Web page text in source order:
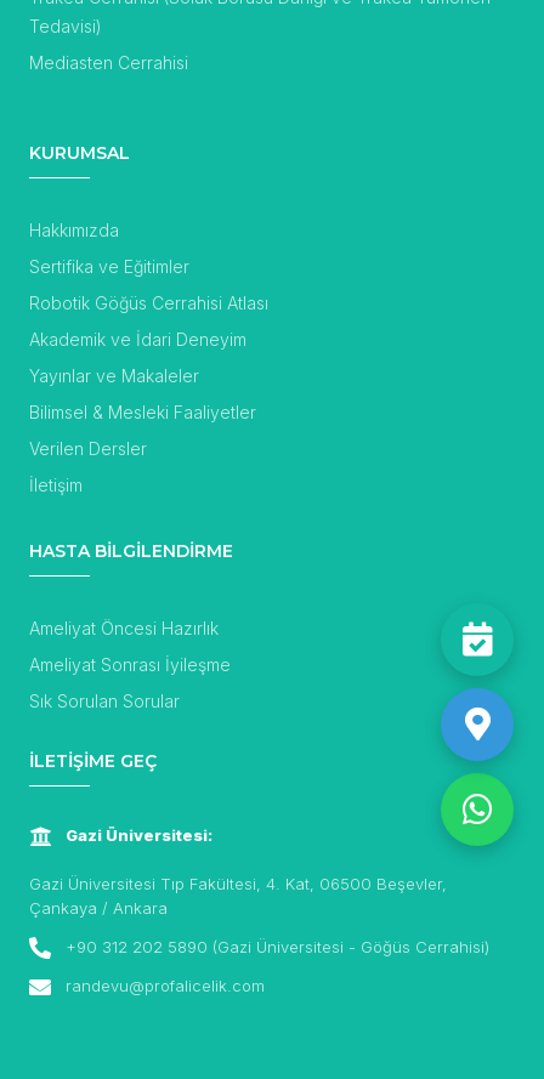
Tedavisi)
Mediasten Cerrahisi
KURUMSAL
Hakkımızda
Sertifika ve Eğitimler
Robotik Göğüs Cerrahisi Atlası
Akademik ve İdari Deneyim
Yayınlar ve Makaleler
Bilimsel & Mesleki Faaliyetler
Verilen Dersler
İletişim
HASTA BİLGİLENDİRME
Ameliyat Öncesi Hazırlık
Ameliyat Sonrası İyileşme
Sık Sorulan Sorular
İLETİŞİME GEÇ
Gazi Üniversitesi:
Gazi Üniversitesi Tıp Fakültesi, 4. Kat, 06500 Beşevler,
Çankaya / Ankara
+90 312 202 5890 (Gazi Üniversitesi - Göğüs Cerrahisi)
randevu@profalicelik.com